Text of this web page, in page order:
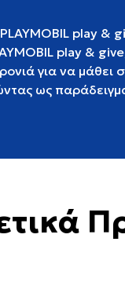
PLAYMOBIL play
play &
για να
ως